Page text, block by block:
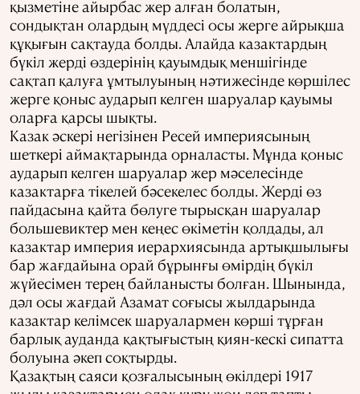
қызметіне айырбас жер алған болатын,
сондықтан олардың мүддесі осы жерге айрықша
құқығын сақтауда болды. Алайда казактардың
бүкіл жерді өздерінің қауымдық меншігінде
сақтап қалуға ұмтылуының нәтижесінде көршілес
жерге қоныс аударып келген шаруалар қауымы
оларға қарсы шықты.
Казак әскері негізінен Ресей империясының
шеткері аймақтарында орналасты. Мұнда қоныс
аударып келген шаруалар жер мәселесінде
казактарға тікелей бәсекелес болды. Жерді өз
пайдасына қайта бөлуге тырысқан шаруалар
большевиктер мен кеңес өкіметін қолдады, ал
казактар ​​империя иерархиясында артықшылығы
бар жағдайына орай бұрынғы өмірдің бүкіл
жүйесімен терең байланысты болған. Шынында,
дәл осы жағдай Азамат соғысы жылдарында
казактар ​​келімсек шаруалармен көрші тұрған
барлық ауданда қақтығыстың қиян-кескі сипатта
болуына әкеп соқтырды.
Қазақтың саяси қозғалысының өкілдері 1917